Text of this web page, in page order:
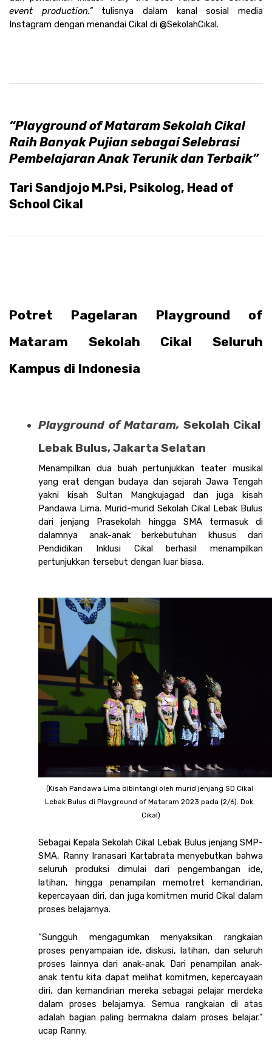
event production.” tulisnya dalam kanal sosial media
Instagram dengan menandai Cikal di @SekolahCikal.
“Playground of Mataram Sekolah Cikal
Raih Banyak Pujian sebagai Selebrasi
Pembelajaran Anak Terunik dan Terbaik”
Tari Sandjojo M.Psi, Psikolog, Head of
School Cikal
Potret Pagelaran Playground of
Mataram Sekolah Cikal Seluruh
Kampus di Indonesia
Playground of Mataram, Sekolah Cikal
Lebak Bulus, Jakarta Selatan
Menampilkan dua buah pertunjukkan teater musikal
yang erat dengan budaya dan sejarah Jawa Tengah
yakni kisah Sultan Mangkujagad dan juga kisah
Pandawa Lima. Murid-murid Sekolah Cikal Lebak Bulus
dari jenjang Prasekolah hingga SMA termasuk di
dalamnya anak-anak berkebutuhan khusus dari
Pendidikan Inklusi Cikal berhasil menampilkan
pertunjukkan tersebut dengan luar biasa.
(Kisah Pandawa Lima dibintangi oleh murid jenjang SD Cikal
Lebak Bulus di Playground of Mataram 2023 pada (2/6). Dok.
Cikal)
Sebagai Kepala Sekolah Cikal Lebak Bulus jenjang SMP-
SMA, Ranny Iranasari Kartabrata menyebutkan bahwa
seluruh produksi dimulai dari pengembangan ide,
latihan, hingga penampilan memotret kemandirian,
kepercayaan diri, dan juga komitmen murid Cikal dalam
proses belajarnya.
“Sungguh mengagumkan menyaksikan rangkaian
proses penyampaian ide, diskusi, latihan, dan seluruh
proses lainnya dari anak-anak. Dari penampilan anak-
anak tentu kita dapat melihat komitmen, kepercayaan
diri, dan kemandirian mereka sebagai pelajar merdeka
dalam proses belajarnya. Semua rangkaian di atas
adalah bagian paling bermakna dalam proses belajar.”
ucap Ranny.